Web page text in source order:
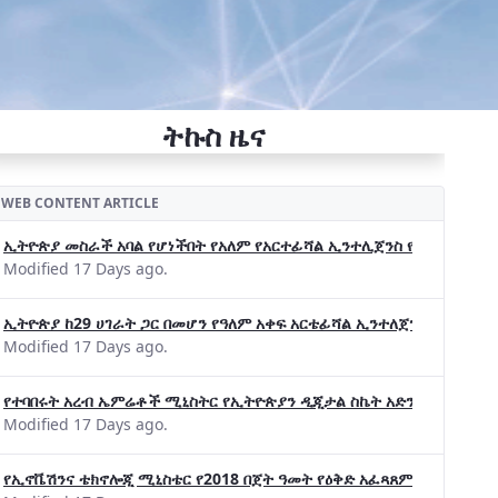
ትኩስ ዜና
WEB CONTENT ARTICLE
ኢትዮጵያ መስራች አባል የሆነችበት የአለም የአርተፊሻል ኢንተሊጀንስ የትብብር
Modified 17 Days ago.
ኢትዮጵያ ከ29 ሀገራት ጋር በመሆን የዓለም አቀፍ አርቴፊሻል ኢንተለጀንስ ትብብር
Modified 17 Days ago.
የተባበሩት አረብ ኤምሬቶች ሚኒስትር የኢትዮጵያን ዲጂታል ስኬት አድንቀዋል
Modified 17 Days ago.
የኢኖቬሽንና ቴክኖሎጂ ሚኒስቴር የ2018 በጀት ዓመት የዕቅድ አፈጻጸምና የቀጣይ